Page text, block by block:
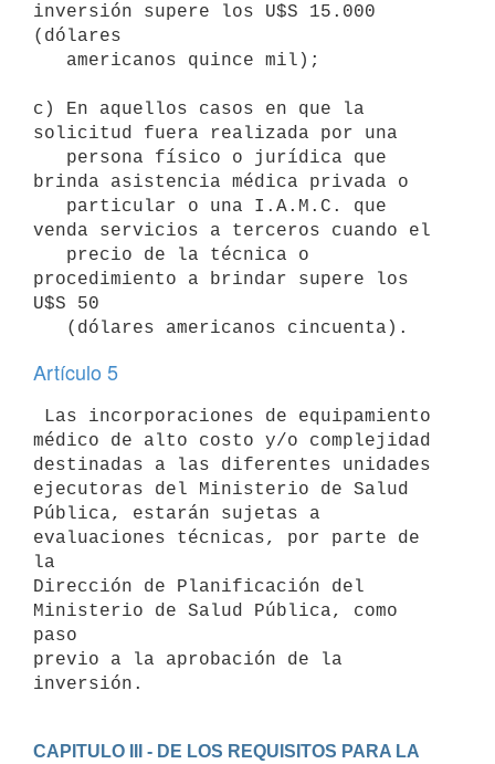
inversión supere los U$S 15.000
(dólares
c) En aquellos casos en que la
solicitud fuera realizada por una
brinda asistencia médica privada o
venda servicios a terceros cuando el
procedimiento a brindar supere los
U$S 50
Artículo 5
médico de alto costo y/o complejidad
destinadas a las diferentes unidades
ejecutoras del Ministerio de Salud
Pública, estarán sujetas a
evaluaciones técnicas, por parte de
la
Dirección de Planificación del
Ministerio de Salud Pública, como
paso
previo a la aprobación de la
CAPITULO III - DE LOS REQUISITOS PARA LA